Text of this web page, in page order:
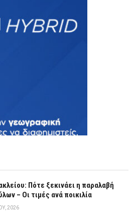
Πότε ξεκινάει η παραλαβή
– Οι τιμές ανά ποικιλία
2026